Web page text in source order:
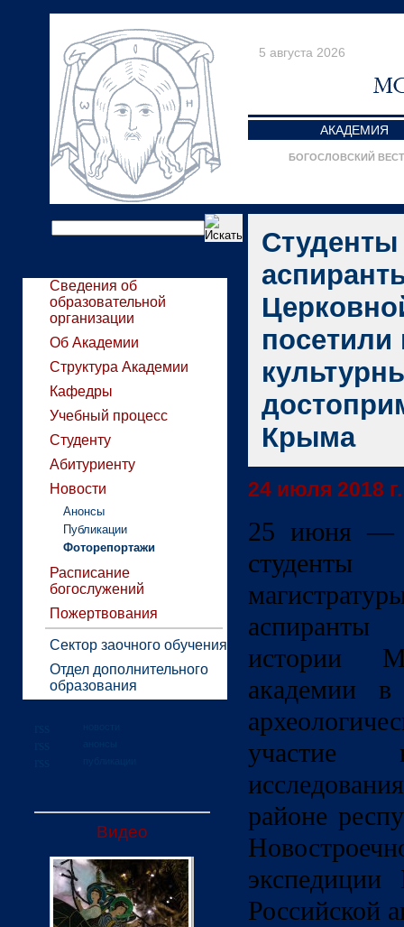
5 августа 2026
АКАДЕМИЯ
БОГОСЛОВСКИЙ
Сведения об
образовательной
организации
Об Академии
Структура Академии
Кафедры
Учебный процесс
Студенту
Абитуриенту
Новости
Анонсы
Публикации
Фоторепортажи
Расписание
богослужений
Пожертвования
Сектор заочного обучения
Отдел дополнительного
образования
Видео
Студенты
посетили
Крыма
24 июля 2018 г.
25 июня —
студенты
аспиранты
истории
академии в
участие
районе
экспедиции
Российской